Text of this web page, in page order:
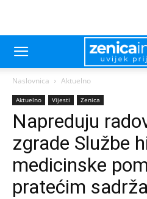
Naslovnica Aktuelno
Aktuelno Vijesti Zenica
Napreduju
zgrade Službe
medicinske
pratećim